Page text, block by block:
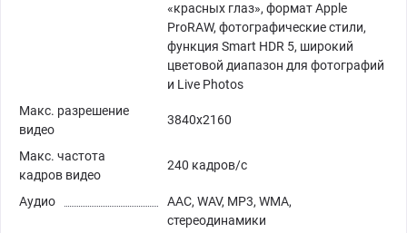
«красных глаз», формат Apple
ProRAW, фотографические стили,
функция Smart HDR 5, широкий
цветовой диапазон для фотографий
и Live Photos
Макс. разрешение
видео
3840x2160
Макс. частота
кадров видео
240 кадров/с
Аудио
AAC, WAV, MP3, WMA,
стереодинамики